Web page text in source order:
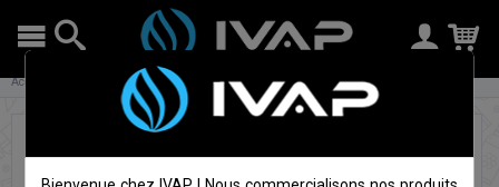
Accueil Arômes et concentrés Arôme Fruits des bois - Solana